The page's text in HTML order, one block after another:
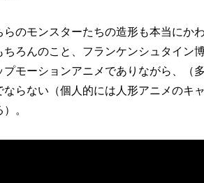
のモンスターたちの造形も本当にか
ちろんのこと、フランケンシュタイン
プモーションアニメでありながら、（
ならない（個人的には人形アニメのキ
。